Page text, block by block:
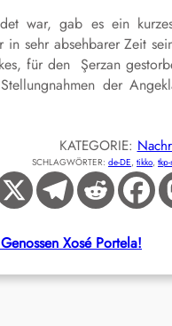
war, gab es ein
in sehr absehbarer Zeit
für den Şerzan
der
KATEGORIE:
SCHLAGWÖRTER: de-DE, tikko,
Xosé Portela!